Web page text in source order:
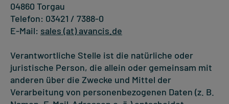
04860 Torgau
Telefon: 03421 / 7388-0
E-Mail: sales (at) avancis.de
Verantwortliche Stelle ist die natürliche oder
juristische Person, die allein oder gemeinsam mit
anderen über die Zwecke und Mittel der
Verarbeitung von personenbezogenen Daten (z. B.